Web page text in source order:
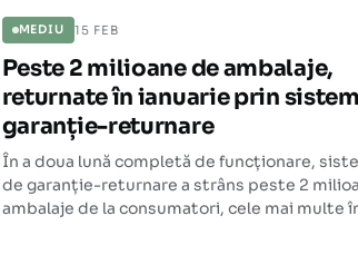
MEDIU 15 FEB
Peste 2 milioane de ambalaje,
returnate în ianuarie prin
garanție-returnare
În a doua lună completă de funcționare,
de garanție-returnare a strâns peste 2
ambalaje de la consumatori, cele mai multe